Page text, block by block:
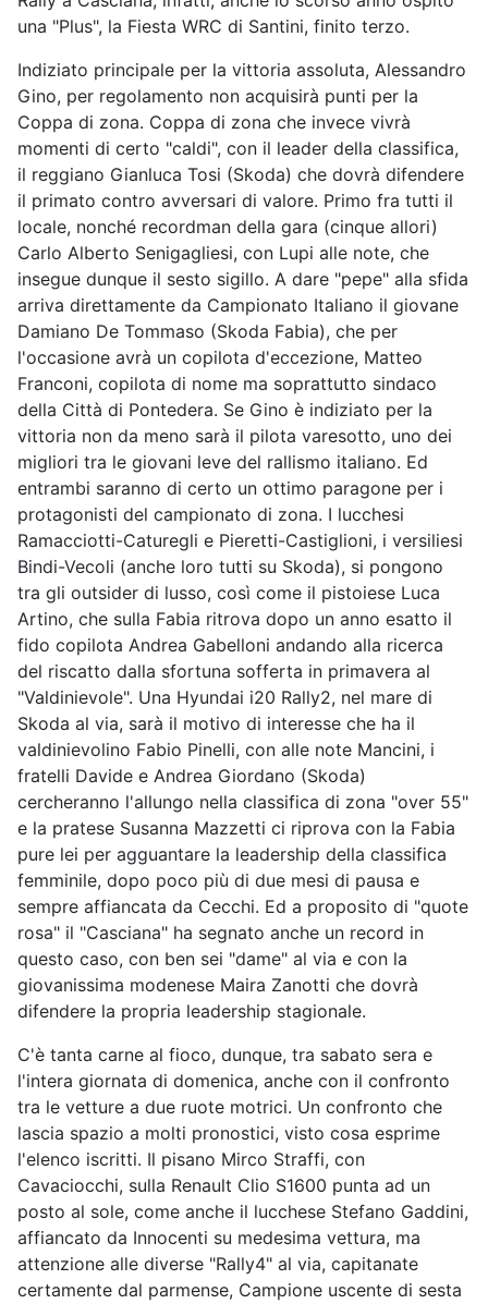
una "Plus", la Fiesta WRC di Santini, finito terzo.
Indiziato principale per la vittoria assoluta, Alessandro
Gino, per regolamento non acquisirà punti per la
Coppa di zona. Coppa di zona che invece vivrà
momenti di certo "caldi", con il leader della classifica,
il reggiano Gianluca Tosi (Skoda) che dovrà difendere
il primato contro avversari di valore. Primo fra tutti il
locale, nonché recordman della gara (cinque allori)
Carlo Alberto Senigagliesi, con Lupi alle note, che
insegue dunque il sesto sigillo. A dare "pepe" alla sfida
arriva direttamente da Campionato Italiano il giovane
Damiano De Tommaso (Skoda Fabia), che per
l'occasione avrà un copilota d'eccezione, Matteo
Franconi, copilota di nome ma soprattutto sindaco
della Città di Pontedera. Se Gino è indiziato per la
vittoria non da meno sarà il pilota varesotto, uno dei
migliori tra le giovani leve del rallismo italiano. Ed
entrambi saranno di certo un ottimo paragone per i
protagonisti del campionato di zona. I lucchesi
Ramacciotti-Caturegli e Pieretti-Castiglioni, i versiliesi
Bindi-Vecoli (anche loro tutti su Skoda), si pongono
tra gli outsider di lusso, così come il pistoiese Luca
Artino, che sulla Fabia ritrova dopo un anno esatto il
fido copilota Andrea Gabelloni andando alla ricerca
del riscatto dalla sfortuna sofferta in primavera al
"Valdinievole". Una Hyundai i20 Rally2, nel mare di
Skoda al via, sarà il motivo di interesse che ha il
valdinievolino Fabio Pinelli, con alle note Mancini, i
fratelli Davide e Andrea Giordano (Skoda)
cercheranno l'allungo nella classifica di zona "over 55"
e la pratese Susanna Mazzetti ci riprova con la Fabia
pure lei per agguantare la leadership della classifica
femminile, dopo poco più di due mesi di pausa e
sempre affiancata da Cecchi. Ed a proposito di "quote
rosa" il "Casciana" ha segnato anche un record in
questo caso, con ben sei "dame" al via e con la
giovanissima modenese Maira Zanotti che dovrà
difendere la propria leadership stagionale.
C'è tanta carne al fioco, dunque, tra sabato sera e
l'intera giornata di domenica, anche con il confronto
tra le vetture a due ruote motrici. Un confronto che
lascia spazio a molti pronostici, visto cosa esprime
l'elenco iscritti. Il pisano Mirco Straffi, con
Cavaciocchi, sulla Renault Clio S1600 punta ad un
posto al sole, come anche il lucchese Stefano Gaddini,
affiancato da Innocenti su medesima vettura, ma
attenzione alle diverse "Rally4" al via, capitanate
certamente dal parmense, Campione uscente di sesta